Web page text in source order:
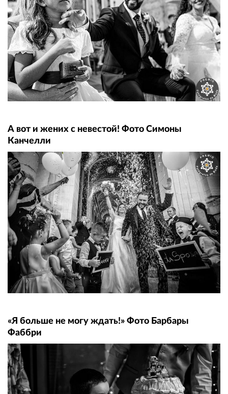
А вот и жених с невестой! Фото Симоны
Канчелли
«Я больше не могу ждать!» Фото Барбары
Фаббри